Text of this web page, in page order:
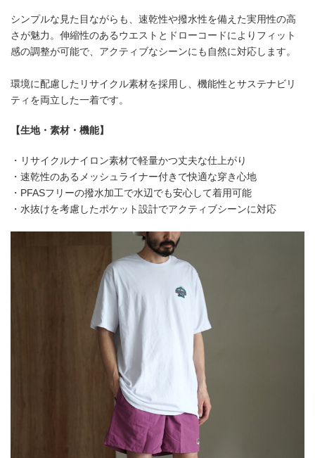
シンプルな見た目ながらも、速乾性や撥水性を備えた実用性の高
さが魅力。伸縮性のあるウエストとドローコードによりフィット
感の調整が可能で、アクティブなシーンにも自然に対応します。
環境に配慮したリサイクル素材を採用し、機能性とサステナビリ
ティを両立した一着です。
【生地・素材・機能】
・リサイクルナイロン素材で軽量かつ丈夫な仕上がり
・速乾性のあるメッシュライナー付きで快適な穿き心地
・PFASフリーの撥水加工で水辺でも安心して着用可能
・水抜けを考慮したポケット設計でアクティブシーンに対応